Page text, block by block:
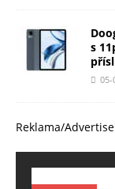
s
05-
Reklama/